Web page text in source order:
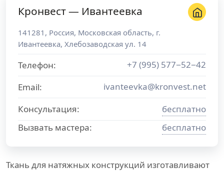
Кронвест — Ивантеевка
141281 , Россия, Московская область, г.
Ивантеевка, Хлебозаводская ул. 14
Телефон:
+7 (995) 577−52−42
Email:
ivanteevka@kronvest.net
Консультация:
бесплатно
Вызвать мастера:
бесплатно
Ткань для натяжных конструкций изготавливают